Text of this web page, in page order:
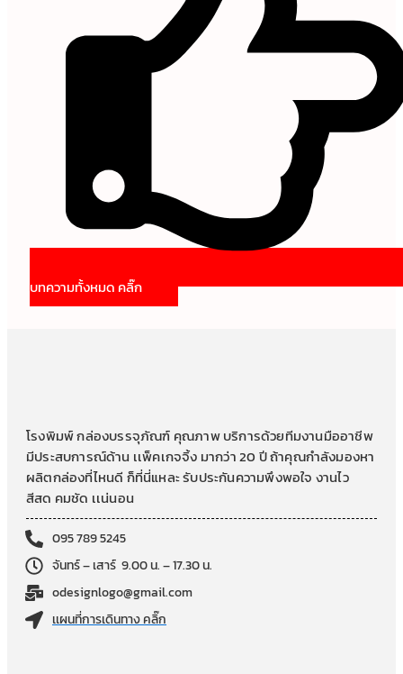
บทความทั้งหมด คลิ๊ก
โรงพิมพ์ กล่องบรรจุภัณฑ์ คุณภาพ บริการด้วยทีมงานมืออาชีพ
มีประสบการณ์ด้าน เเพ็คเกจจิ้ง มากว่า 20 ปี ถ้าคุณกำลังมองหา
ผลิตกล่องที่ไหนดี ก็ที่นี่แหละ รับประกันความพึงพอใจ งานไว
สีสด คมชัด เเน่นอน
095 789 5245
จันทร์ – เสาร์ 9.00 น. – 17.30 น.
odesignlogo@gmail.com
เเผนที่การเดินทาง คลิ๊ก